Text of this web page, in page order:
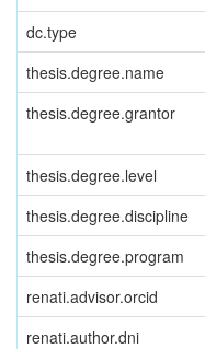
dc.type
thesis.degree.name
thesis.degree.grantor
thesis.degree.level
thesis.degree.discipline
thesis.degree.program
renati.advisor.orcid
renati.author.dni